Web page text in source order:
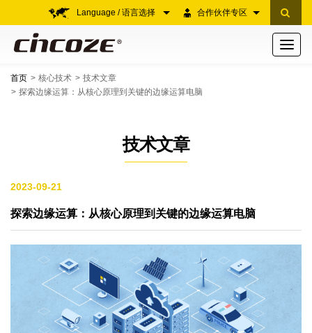
合作伙伴专区
Language / 语言选择
Toggle
首页 核心技术
技术文章
探索边缘运算：从核心原理到关键的边缘运算电脑
技术文章
2023-09-21
探索边缘运算：从核心原理到关键的边缘运算电脑